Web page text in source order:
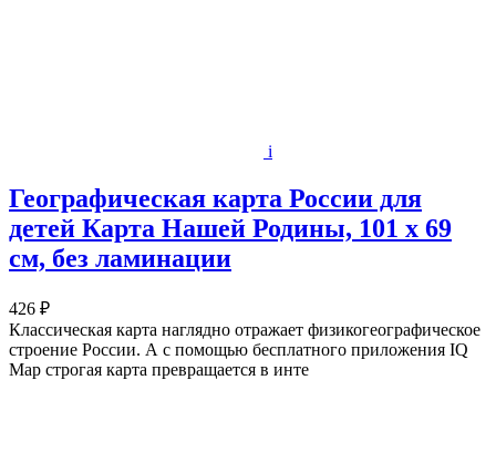
i
Географическая карта России для
детей Карта Нашей Родины, 101 x 69
см, без ламинации
426 ₽
Классическая карта наглядно отражает физикогеографическое
строение России. А с помощью бесплатного приложения IQ
Map строгая карта превращается в инте